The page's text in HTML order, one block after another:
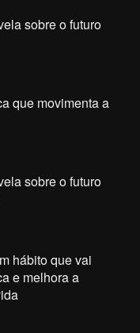
sobre o futuro
que movimenta a
sobre o futuro
hábito que vai
e melhora a